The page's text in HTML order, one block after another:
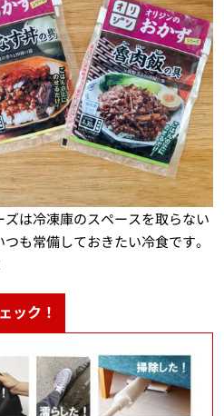
ズは冷凍庫のスペースを取らない
も常備しておきたい冷食です。
ック！